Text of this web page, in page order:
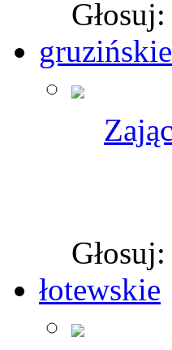
Głosuj:
gruzińskie
Głosuj:
łotewskie